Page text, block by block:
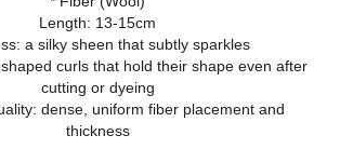
Length: 13-15cm
a silky sheen that subtly sparkles
curls that hold their shape even after
cutting or dyeing
dense, uniform fiber placement and
thickness